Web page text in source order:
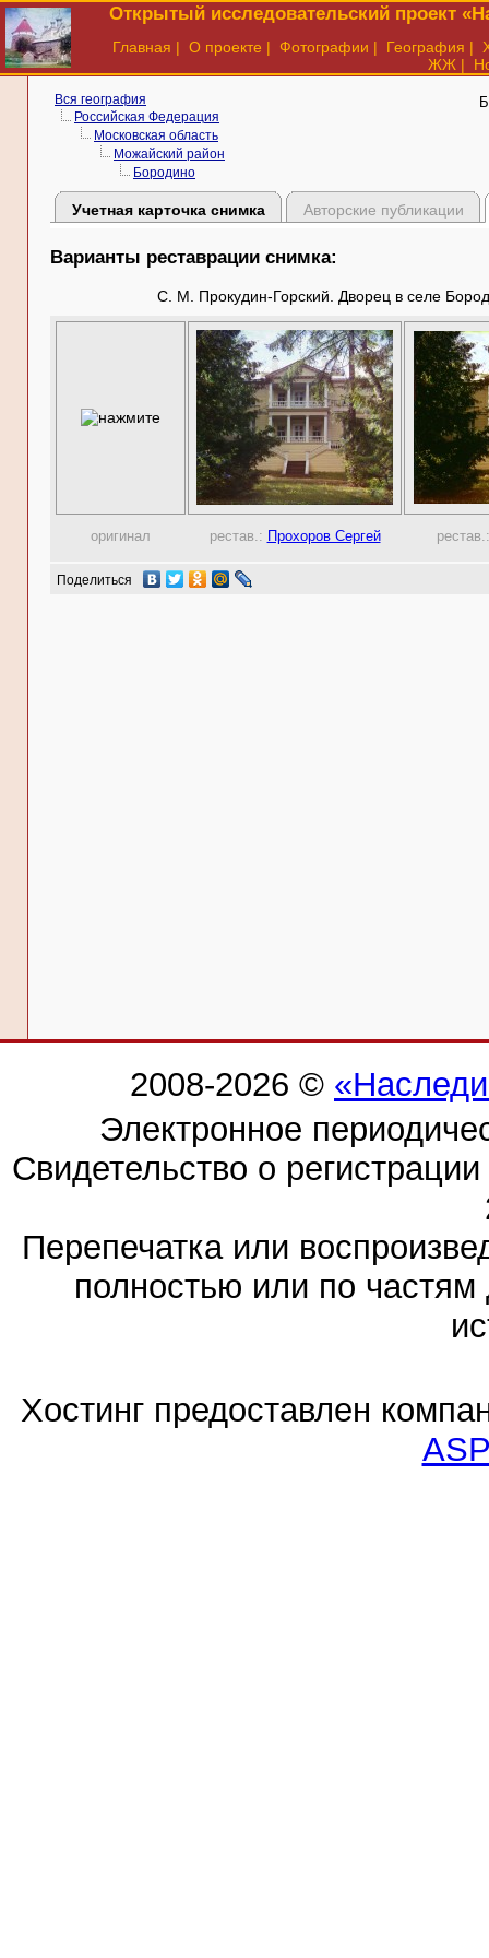
Открытый исследовательский проект
Главная | О проекте | Фотографии | География |
ЖЖ |
Вся география
Российская Федерация
Московская область
Можайский район
Бородино
Учетная карточка снимка Авторские публикации
Варианты реставрации снимка:
С. М. Прокудин-Горский. Дворец в селе
оригинал рестав.: Прохоров Сергей
Поделиться
2008-2026 ©
Электронное
Свидетельство о
Перепечатка или
полностью или по частям
Хостинг предоставлен